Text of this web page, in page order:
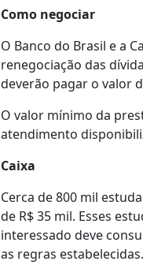
Como negociar
O Banco do Brasil e a
renegociação das
deverão pagar o valor
O valor mínimo da
atendimento
Caixa
Cerca de 800 mil
de R$ 35 mil. Esses
interessado deve
as regras estabelecidas.